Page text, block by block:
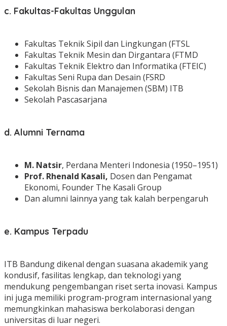
c. Fakultas-Fakultas Unggulan
Fakultas Teknik Sipil dan Lingkungan (FTSL
Fakultas Teknik Mesin dan Dirgantara (FTMD
Fakultas Teknik Elektro dan Informatika (FTEIC)
Fakultas Seni Rupa dan Desain (FSRD
Sekolah Bisnis dan Manajemen (SBM) ITB
Sekolah Pascasarjana
d. Alumni Ternama
M. Natsir, Perdana Menteri Indonesia (1950–1951)
Prof. Rhenald Kasali, Dosen dan Pengamat
Ekonomi, Founder The Kasali Group
Dan alumni lainnya yang tak kalah berpengaruh
e. Kampus Terpadu
ITB Bandung dikenal dengan suasana akademik yang
kondusif, fasilitas lengkap, dan teknologi yang
mendukung pengembangan riset serta inovasi. Kampus
ini juga memiliki program-program internasional yang
memungkinkan mahasiswa berkolaborasi dengan
universitas di luar negeri.